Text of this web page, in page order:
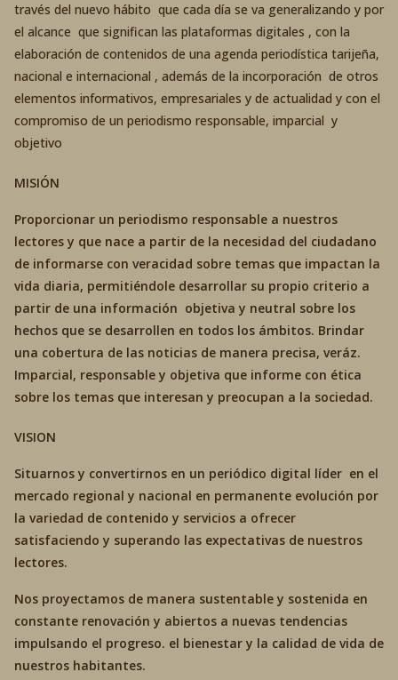
través del nuevo hábito que cada día se va generalizando y por
el alcance que significan las plataformas digitales , con la
elaboración de contenidos de una agenda periodística tarijeña,
nacional e internacional , además de la incorporación de otros
elementos informativos, empresariales y de actualidad y con el
compromiso de un periodismo responsable, imparcial y
objetivo
MISIÓN
Proporcionar un periodismo responsable a nuestros
lectores y que nace a partir de la necesidad del ciudadano
de informarse con veracidad sobre temas que impactan la
vida diaria, permitiéndole desarrollar su propio criterio a
partir de una información objetiva y neutral sobre los
hechos que se desarrollen en todos los ámbitos. Brindar
una cobertura de las noticias de manera precisa, veráz.
Imparcial, responsable y objetiva que informe con ética
sobre los temas que interesan y preocupan a la sociedad.
VISION
Situarnos y convertirnos en un periódico digital líder en el
mercado regional y nacional en permanente evolución por
la variedad de contenido y servicios a ofrecer
satisfaciendo y superando las expectativas de nuestros
lectores.
Nos proyectamos de manera sustentable y sostenida en
constante renovación y abiertos a nuevas tendencias
impulsando el progreso. el bienestar y la calidad de vida de
nuestros habitantes.